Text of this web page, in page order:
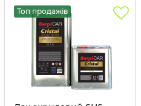
Топ продажів